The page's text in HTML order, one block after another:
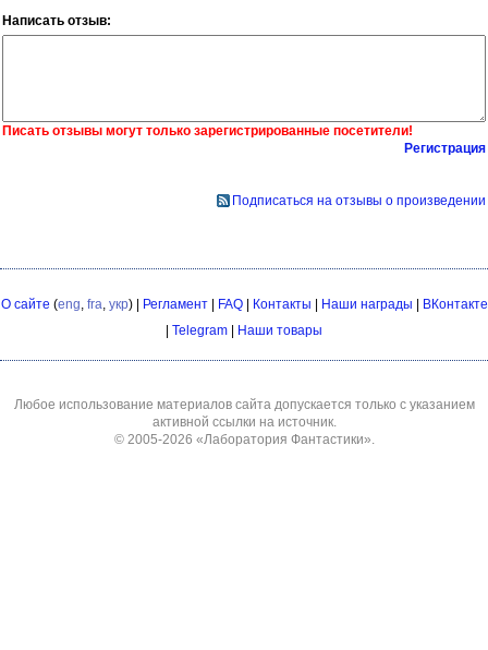
Написать отзыв:
Писать отзывы могут только зарегистрированные посетители!
Регистрация
Подписаться на отзывы о произведении
О сайте (eng fra укр) | Регламент| FAQ| Контакты | Наши награды | ВКонтакте
| Telegram | Наши товары
Любое использование материалов сайта допускается только с указанием
активной ссылки на источник.
© 2005-2026 «Лаборатория Фантастики»